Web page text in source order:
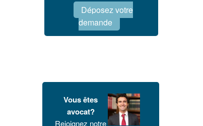
Déposez votre
demande
Vous êtes
avocat?
Rejoignez notre